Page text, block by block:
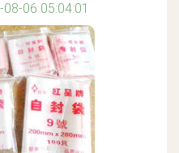
06 05:04:01